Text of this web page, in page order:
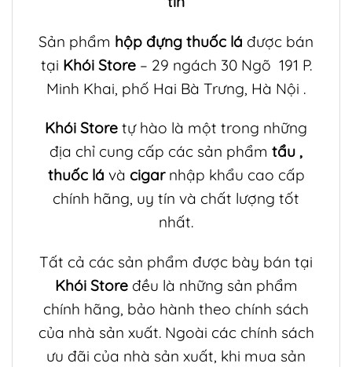
Sản phẩm hộp đựng thuốc lá được bán
tại Khói Store– 29 ngách 30 Ngõ 191 P.
Minh Khai, phố Hai Bà Trưng, Hà Nội .
Khói Store tự hào là một trong những
địa chỉ cung cấp các sản phẩm tẩu ,
thuốc lá và cigar nhập khẩu cao cấp
chính hãng, uy tín và chất lượng tốt
nhất.
Tất cả các sản phẩm được bày bán tại
Khói Stoređều là những sản phẩm
chính hãng, bảo hành theo chính sách
của nhà sản xuất. Ngoài các chính sách
ưu đãi của nhà sản xuất, khi mua sản